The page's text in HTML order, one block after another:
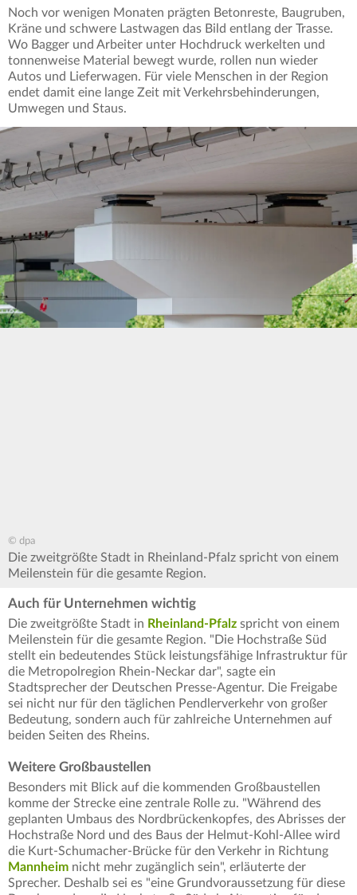
Noch vor wenigen Monaten prägten Betonreste, Baugruben,
Kräne und schwere Lastwagen das Bild entlang der Trasse.
Wo Bagger und Arbeiter unter Hochdruck werkelten und
tonnenweise Material bewegt wurde, rollen nun wieder
Autos und Lieferwagen. Für viele Menschen in der Region
endet damit eine lange Zeit mit Verkehrsbehinderungen,
Umwegen und Staus.
© dpa
Die zweitgrößte Stadt in Rheinland-Pfalz spricht von einem
Meilenstein für die gesamte Region.
Auch für Unternehmen wichtig
Die zweitgrößte Stadt in Rheinland-Pfalz spricht von einem
Meilenstein für die gesamte Region. "Die Hochstraße Süd
stellt ein bedeutendes Stück leistungsfähige Infrastruktur für
die Metropolregion Rhein-Neckar dar", sagte ein
Stadtsprecher der Deutschen Presse-Agentur. Die Freigabe
sei nicht nur für den täglichen Pendlerverkehr von großer
Bedeutung, sondern auch für zahlreiche Unternehmen auf
beiden Seiten des Rheins.
Weitere Großbaustellen
Besonders mit Blick auf die kommenden Großbaustellen
komme der Strecke eine zentrale Rolle zu. "Während des
geplanten Umbaus des Nordbrückenkopfes, des Abrisses der
Hochstraße Nord und des Baus der Helmut-Kohl-Allee wird
die Kurt-Schumacher-Brücke für den Verkehr in Richtung
Mannheim nicht mehr zugänglich sein", erläuterte der
Sprecher. Deshalb sei es "eine Grundvoraussetzung für diese